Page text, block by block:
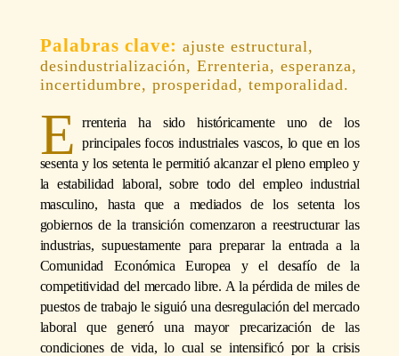
ajuste estructural,
desindustrialización, Errenteria, esperanza,
incertidumbre, prosperidad, temporalidad.
E
rrenteria ha sido históricamente uno de los
principales focos industriales vascos, lo que en los
sesenta y los setenta le permitió alcanzar el pleno empleo y
la estabilidad laboral, sobre todo del empleo industrial
masculino, hasta que a mediados de los setenta los
gobiernos de la transición comenzaron a reestructurar las
industrias, supuestamente para preparar la entrada a la
Comunidad Económica Europea y el desafío de la
competitividad del mercado libre. A la pérdida de miles de
puestos de trabajo le siguió una desregulación del mercado
laboral que generó una mayor precarización de las
condiciones de vida, lo cual se intensificó por la crisis